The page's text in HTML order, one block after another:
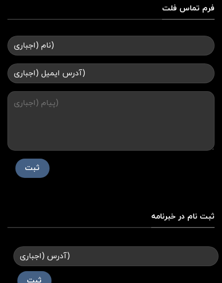
فرم تماس فلت
ثبت نام در خبرنامه